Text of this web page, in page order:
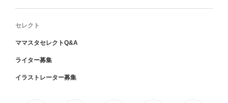
セレクト
ママスタセレクトQ&A
ライター募集
イラストレーター募集